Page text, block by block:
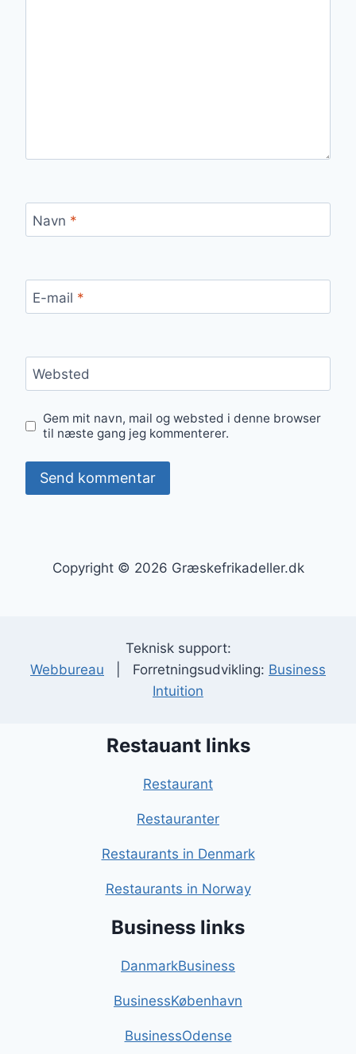
Navn *
E-mail *
Websted
Gem mit navn, mail og websted i denne browser
til næste gang jeg kommenterer.
Copyright © 2026 Græskefrikadeller.dk
Teknisk support:
Webbureau | Forretningsudvikling: Business
Intuition
Restauant links
Restaurant
Restauranter
Restaurants in Denmark
Restaurants in Norway
Business links
DanmarkBusiness
BusinessKøbenhavn
BusinessOdense